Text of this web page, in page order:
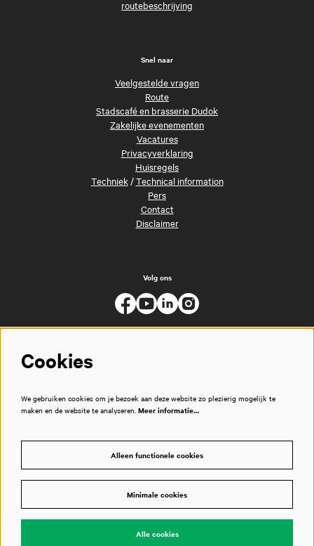
routebeschrijving
Snel naar
Veelgestelde vragen
Route
Stadscafé en brasserie Dudok
Zakelijke evenementen
Vacatures
Privacyverklaring
Huisregels
Techniek/Technical information
Pers
Contact
Disclaimer
Volg ons
Powered byCultureSuite
Cookies
We gebruiken cookies om je bezoek aan deze website zo plezierig mogelijk te
maken en de website te analyseren. Meer informatie…
Alleen functionele cookies
Minimale cookies
Alle cookies